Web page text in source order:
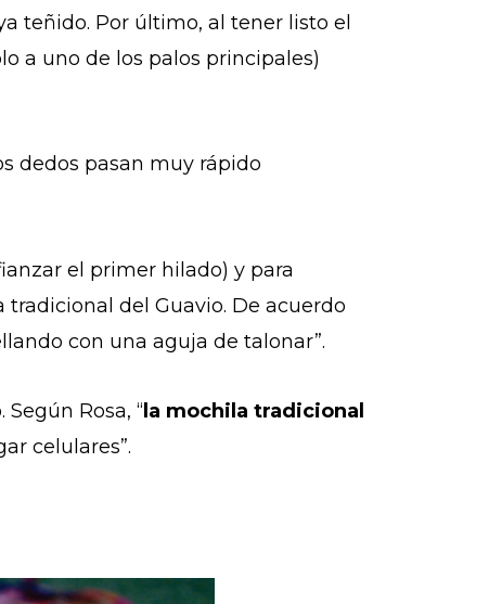
teñido. Por último, al tener listo el
a uno de los palos principales)
dedos pasan muy rápido
el primer hilado) y para
del Guavio. De acuerdo
con una aguja de talonar”.
Rosa, “ la mochila tradicional
celulares”.